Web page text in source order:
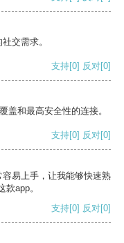
交需求。
支持[0] 反对[0]
盖和最高安全性的连接。
支持[0] 反对[0]
易上手，让我能够快速熟
app。
支持[0] 反对[0]